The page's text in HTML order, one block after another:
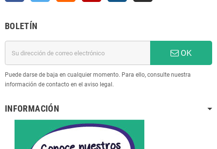
BOLETÍN
OK
Puede darse de baja en cualquier momento. Para ello, consulte nuestra
información de contacto en el aviso legal.
INFORMACIÓN